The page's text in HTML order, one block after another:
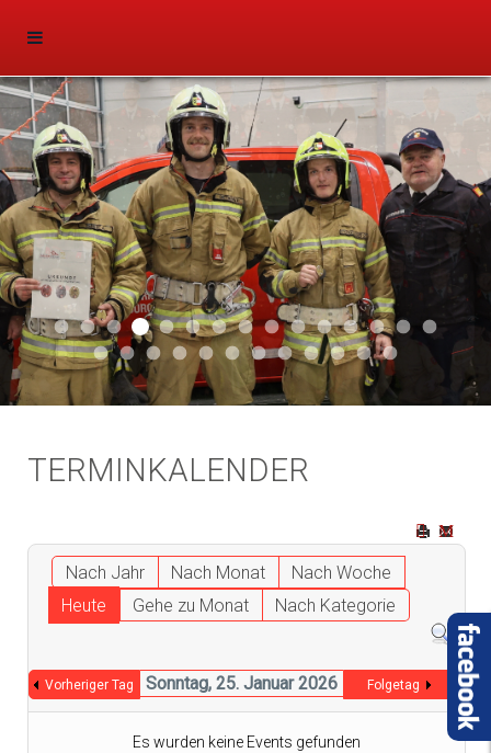
Aktuell 046
Aktuell 047
Start 011Aktuell 044
Aktuell 043
Aktuell 041
Aktuell 042
Aktuell 035
Aktuell 031
Aktuell 032
Aktuell 033
Aktuell 029
Aktuell 027
Aktuell 026
Start
Aktuell 024
Aktuell 019
Auto 010Start 010Start 002
Auto 002Auto 009Auto 006Start 008
Start 005
Start 003Start 006
TERMINKALENDER
Nach Jahr Nach Monat
Nach Woche
Heute
Gehe zu Monat Nach Kategorie
Vorheriger Tag Sonntag, 25. Januar 2026 Folgetag
Es wurden keine Events gefunden